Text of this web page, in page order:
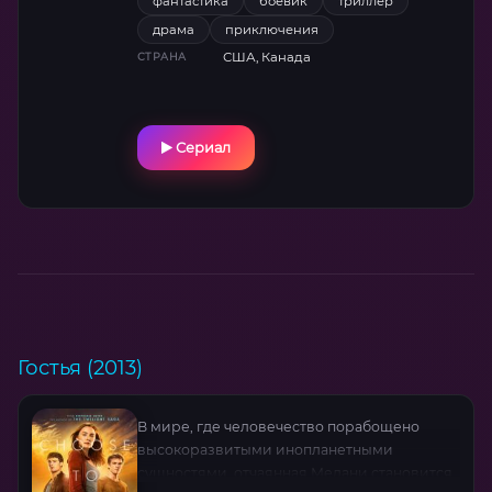
апокалипсиса.
драма
приключения
СТРАНА США, Канада
Сериал
Гостья (2013)
В мире, где человечество порабощено
высокоразвитыми инопланетными